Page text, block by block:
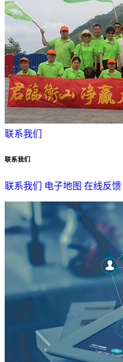
联系我们
联系我们
联系我们 电子地图 在线反馈